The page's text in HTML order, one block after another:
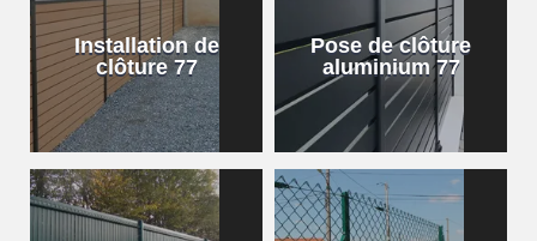
Installation de
clôture 77
Pose de clôture
aluminium 77